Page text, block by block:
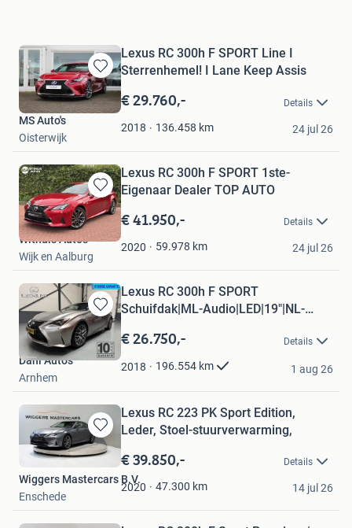
Bewaren
in
Mijn
Favorieten
Lexus RC 300h F SPORT Line I
Sterrenhemel! I Lane Keep Assis
€ 29.760,- Details
2018 136.458 km
MS Auto's
Oisterwijk
24 jul 26
Bewaren
in
Mijn
Favorieten
Lexus RC 300h F SPORT 1ste-
Eigenaar Dealer TOP AUTO
€ 41.950,- Details
2020 59.978 km
Withuis Auto's
Wijk en Aalburg
24 jul 26
Bewaren
in
Mijn
Favorieten
Lexus RC 300h F SPORT
Schuifdak|ML-Audio|LED|19"|NL-
€ 26.750,- Details
2018 196.554 km
Dani Auto's
Arnhem
1 aug 26
Bewaren
in
Favorieten
Lexus RC 223 PK Sport Edition,
Leder, Stoel-stuurverwarming,
€ 39.850,- Details
2020 47.300 km
Wiggers Mastercars B.V.
Enschede
14 jul 26